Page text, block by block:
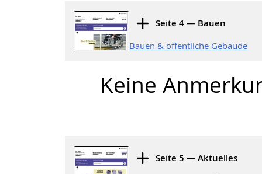
Seite 4 — Bauen
Bauen & öffentliche Gebäude
Keine
Seite 5 — Aktuelles